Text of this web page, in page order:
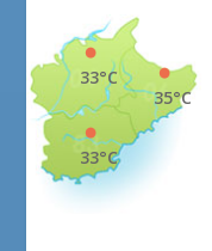
35°C
33°C
33°C